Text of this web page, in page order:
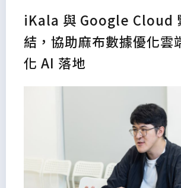
iKala 與 Google Cloud
結，協助麻布數據優化雲
化 AI 落地